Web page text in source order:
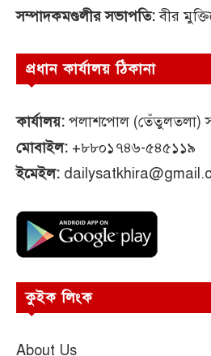
সম্পাদকমণ্ডলীর সভাপতি:বীর
প্রধান কার্যালয় ঠিকানা
কার্যালয়: পলাশপোল (তেঁতুলতলা)
মোবাইল: +৮৮০১৭৪৬-৫৪৫১১৯
ইমেইল:
কুইক লিংক
About Us